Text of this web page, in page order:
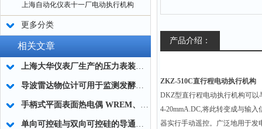
上海自动化仪表十一厂电动执行机构
更多分类
相关文章
上海大华仪表厂生产的压力表装设要求
导波雷达物位计可用于监测发酵罐、生物反应器等设备的液位
手柄式平面表面热电偶 WREM、WRNM系列简介
单向可控硅与双向可控硅的导通条件
产品介绍：
ZKZ-510C直行程电动执行机构
DKZ型直行程电动执行机构可
4-20mmA.DC,将此转变成与输
器实行手动遥控。广泛地用于发